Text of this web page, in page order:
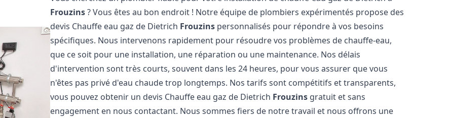
Frouzins? Vous êtes au bon endroit ! Notre équipe de plombiers expérimentés propose des
devis Chauffe eau gaz de Dietrich Frouzins personnalisés pour répondre à vos besoins
spécifiques. Nous intervenons rapidement pour résoudre vos problèmes de chauffe-eau,
que ce soit pour une installation, une réparation ou une maintenance. Nos délais
d'intervention sont très courts, souvent dans les 24 heures, pour vous assurer que vous
n'êtes pas privé d'eau chaude trop longtemps. Nos tarifs sont compétitifs et transparents,
vous pouvez obtenir un devis Chauffe eau gaz de Dietrich Frouzins gratuit et sans
engagement en nous contactant. Nous sommes fiers de notre travail et nous offrons une